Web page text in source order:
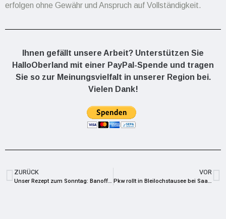
erfolgen ohne Gewähr und Anspruch auf Vollständigkeit.
Ihnen gefällt unsere Arbeit? Unterstützen Sie
HalloOberland mit einer PayPal-Spende und tragen
Sie so zur Meinungsvielfalt in unserer Region bei.
Vielen Dank!
ZURÜCK
Unser Rezept zum Sonntag: Banoffee Kuchen
VOR
Pkw rollt in Bleilochstausee bei Saalburg